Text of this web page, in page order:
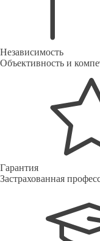
Независимость
Объективность и
Гарантия
Застрахованная